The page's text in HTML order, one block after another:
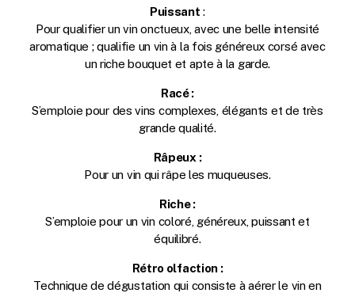
Puissant :
Pour qualifier un vin onctueux, avec une belle intensité
aromatique ; qualifie un vin à la fois généreux corsé avec
un riche bouquet et apte à la garde.
Racé :
S’emploie pour des vins complexes, élégants et de très
grande qualité.
Râpeux :
Pour un vin qui râpe les muqueuses.
Riche :
S’emploie pour un vin coloré, généreux, puissant et
équilibré.
Rétro olfaction :
Technique de dégustation qui consiste à aérer le vin en